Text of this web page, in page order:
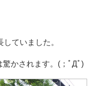
ていました。
かされます。(；ﾟДﾟ)